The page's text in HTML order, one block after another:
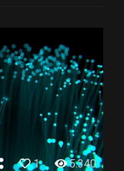
1 5.340